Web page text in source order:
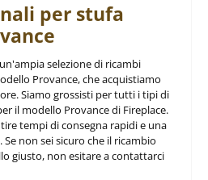
per stufa
selezione di ricambi
Provance, che acquistiamo
Siamo grossisti per tutti i tipi di
il modello Provance di Fireplace.
tempi di consegna rapidi e una
non sei sicuro che il ricambio
giusto, non esitare a contattarci